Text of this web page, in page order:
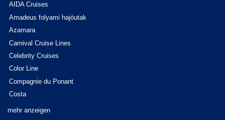
AIDA Cruises
Amadeus folyami hajóutak
Azamara
Carnival Cruise Lines
Celebrity Cruises
Color Line
Compagnie du Ponant
Costa
mehr anzeigen